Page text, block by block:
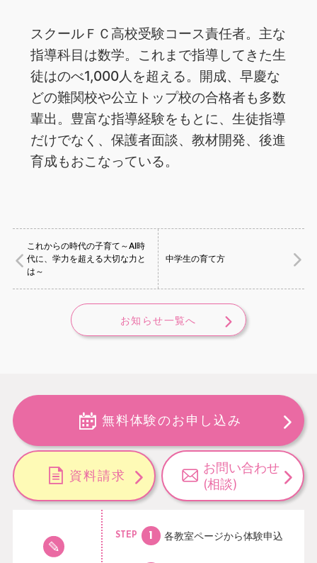
スクールＦＣ高校受験コース責任者。主な
指導科目は数学。これまで指導してきた生
徒はのべ1,000人を超える。開成、早慶な
どの難関校や公立トップ校の合格者も多数
輩出。豊富な指導経験をもとに、生徒指導
だけでなく、保護者面談、教材開発、後進
育成もおこなっている。
これからの時代の子育て～AI時
代に、学力を超える大切な力と
は～
中学生の育て方
お知らせ一覧へ
無料体験のお申し込み
資料請求
お問い合わせ
(相談)
STEP 各教室ページから体験申込